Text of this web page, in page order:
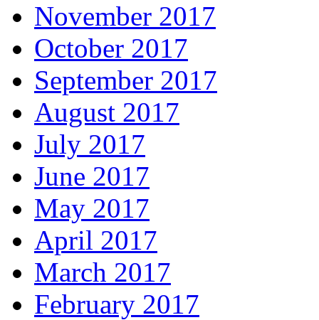
November 2017
October 2017
September 2017
August 2017
July 2017
June 2017
May 2017
April 2017
March 2017
February 2017